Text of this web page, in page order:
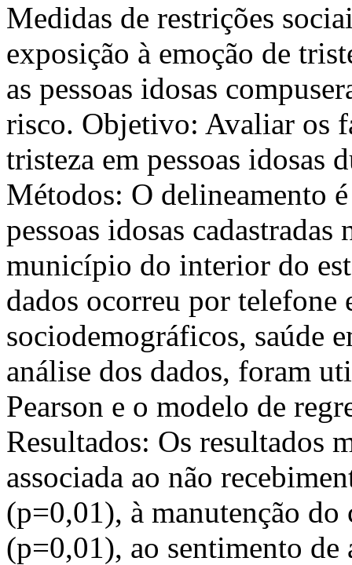
Medidas de restrições
exposição à emoção de
as pessoas idosas
risco. Objetivo: Avaliar os
tristeza em pessoas idosas
Métodos: O delineamento
pessoas idosas
município do interior do
dados ocorreu por telefone
sociodemográficos, saúde
análise dos dados, foram
Pearson e o modelo de
Resultados: Os resultados
associada ao não
(p=0,01), à manutenção
(p=0,01), ao sentimento de